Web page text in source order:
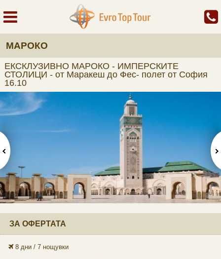
МАРОКО
ЕКСКЛУЗИВНО МАРОКО - ИМПЕРСКИТЕ
СТОЛИЦИ - от Маракеш до Фес- полет от София
16.10
ЗА ОФЕРТАТА
8 дни / 7 нощувки